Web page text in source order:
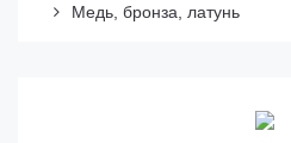
Медь, бронза, латунь